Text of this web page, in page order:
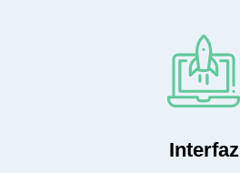
Interfaz